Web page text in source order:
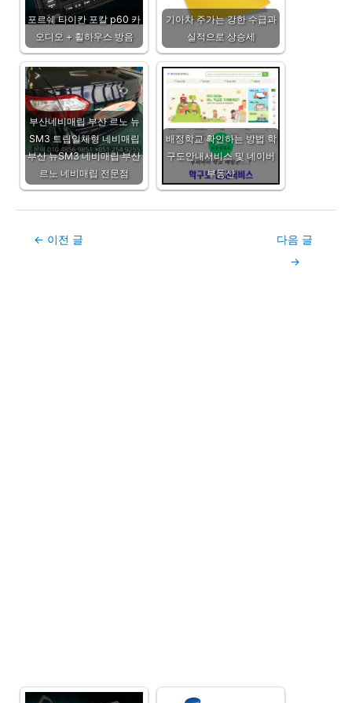
포르쉐 타이칸 포칼 p60 카
오디오 + 휠하우스 방음
기아차 주가는 강한 수급과
실적으로 상승세
부산네비매립 부산 르노 뉴
SM3 트립일체형 네비매립
부산 뉴SM3 네비매립 부산
르노 네비매립 전문점
배정학교 확인하는 방법 학
구도안내서비스 및 네이버
부동산
Post← 이전 글
다음 글
→